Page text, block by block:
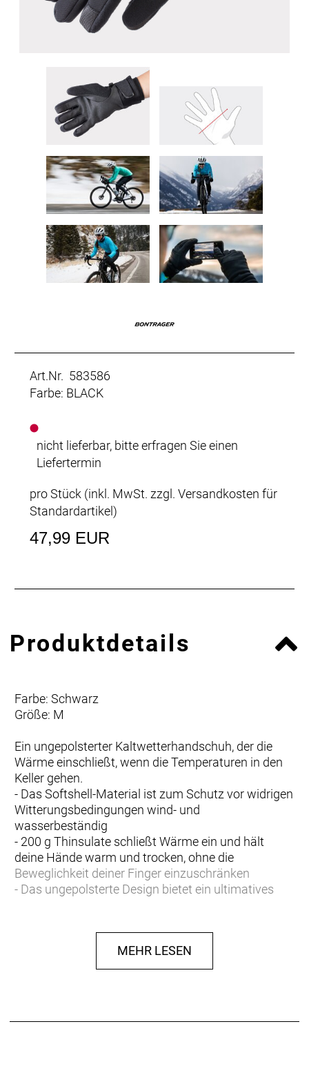
Art.Nr. 583586
Farbe: BLACK
nicht lieferbar, bitte erfragen Sie einen
Liefertermin
pro Stück (inkl. MwSt. zzgl. Versandkosten für
Standardartikel)
47,99 EUR
Produktdetails
Farbe: Schwarz
Größe: M
Ein ungepolsterter Kaltwetterhandschuh, der die
Wärme einschließt, wenn die Temperaturen in den
Keller gehen.
- Das Softshell-Material ist zum Schutz vor widrigen
Witterungsbedingungen wind- und
wasserbeständig
- 200 g Thinsulate schließt Wärme ein und hält
deine Hände warm und trocken, ohne die
Beweglichkeit deiner Finger einzuschränken
- Das ungepolsterte Design bietet ein ultimatives
Tragekomfort und sorgt für angenehme Wärme
- Weicher, saugfähiger Besatz am Daumen hält die
MEHR LESEN